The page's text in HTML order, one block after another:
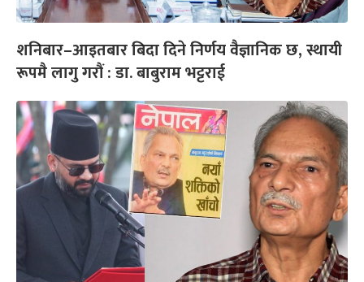
शनिबार–आइतबार बिदा दिने निर्णय वैज्ञानिक छ, स्थायी
रूपमै लागु गरौं : डा. बाबुराम भट्टराई